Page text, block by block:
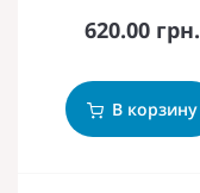
620.00 грн.
В корзину